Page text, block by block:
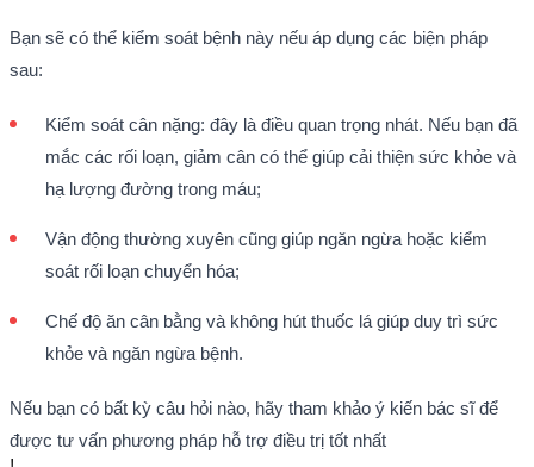
Bạn sẽ có thể kiểm soát bệnh này nếu áp dụng các biện pháp
sau:
Kiểm soát cân nặng: đây là điều quan trọng nhát. Nếu bạn đã
mắc các rối loạn, giảm cân có thể giúp cải thiện sức khỏe và
hạ lượng đường trong máu;
Vận động thường xuyên cũng giúp ngăn ngừa hoặc kiểm
soát rối loạn chuyển hóa;
Chế độ ăn cân bằng và không hút thuốc lá giúp duy trì sức
khỏe và ngăn ngừa bệnh.
Nếu bạn có bất kỳ câu hỏi nào, hãy tham khảo ý kiến bác sĩ để
được tư vấn phương pháp hỗ trợ điều trị tốt nhất